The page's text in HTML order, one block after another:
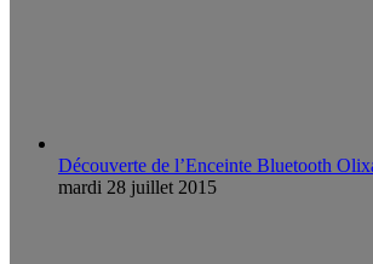
Découverte de l’Enceinte Bluetooth
mardi 28 juillet 2015